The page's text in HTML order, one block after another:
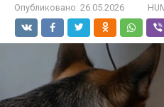
Опубликовано: 26.05.2026